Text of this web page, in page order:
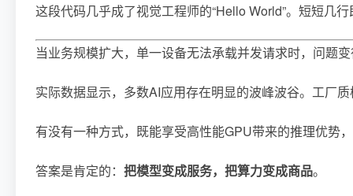
这段代码几乎成了视觉工程师的“Hello World”。短短几
当业务规模扩大，单一设备无法承载并发请求时，问题
实际数据显示，多数AI应用存在明显的波峰波谷。工厂
有没有一种方式，既能享受高性能GPU带来的推理优势
答案是肯定的： 把模型变成服务，把算力变成商品。